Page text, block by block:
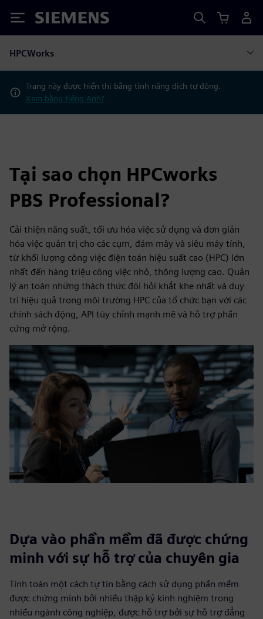
Siemens
HPCWorks
Trang này được hiển thị bằng tính năng dịch tự động.
Xem bằng tiếng Anh?
Tại sao chọn HPCworks
PBS Professional?
Cải thiện năng suất, tối ưu hóa việc sử dụng và đơn giản
hóa việc quản trị cho các cụm, đám mây và siêu máy tính,
từ khối lượng công việc điện toán hiệu suất cao (HPC) lớn
nhất đến hàng triệu công việc nhỏ, thông lượng cao. Quản
lý an toàn những thách thức đòi hỏi khắt khe nhất và duy
trì hiệu quả trong môi trường HPC của tổ chức bạn với các
chính sách động, API tùy chỉnh mạnh mẽ và hỗ trợ phần
cứng mở rộng.
Dựa vào phần mềm đã được chứng
minh với sự hỗ trợ của chuyên gia
Tính toán một cách tự tin bằng cách sử dụng phần mềm
được chứng minh bởi nhiều thập kỷ kinh nghiệm trong
nhiều ngành công nghiệp, được hỗ trợ bởi sự hỗ trợ đẳng